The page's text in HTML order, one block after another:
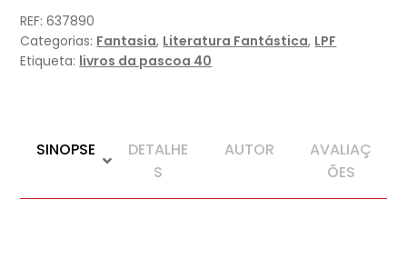
Patifes
REF:637890
Categorias: Fantasia, Literatura Fantástica, LPF
Etiqueta: livros da pascoa 40
SINOPSE
DETALHE
S
AUTOR
AVALIAÇ
ÕES